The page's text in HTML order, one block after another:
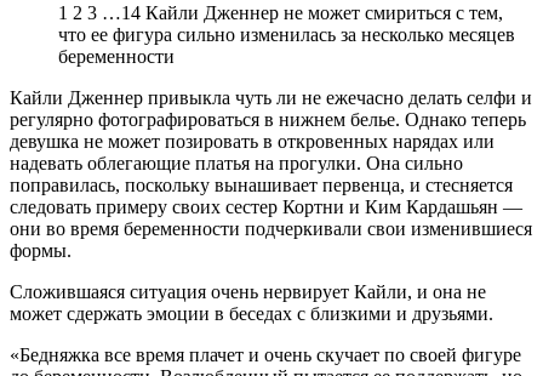
1 2 3 …14 Кайли Дженнер не может смириться с тем,
что ее фигура сильно изменилась за несколько месяцев
беременности
Кайли Дженнер привыкла чуть ли не ежечасно делать селфи и
регулярно фотографироваться в нижнем белье. Однако теперь
девушка не может позировать в откровенных нарядах или
надевать облегающие платья на прогулки. Она сильно
поправилась, поскольку вынашивает первенца, и стесняется
следовать примеру своих сестер Кортни и Ким Кардашьян —
они во время беременности подчеркивали свои изменившиеся
формы.
Сложившаяся ситуация очень нервирует Кайли, и она не
может сдержать эмоции в беседах с близкими и друзьями.
«Бедняжка все время плачет и очень скучает по своей фигуре